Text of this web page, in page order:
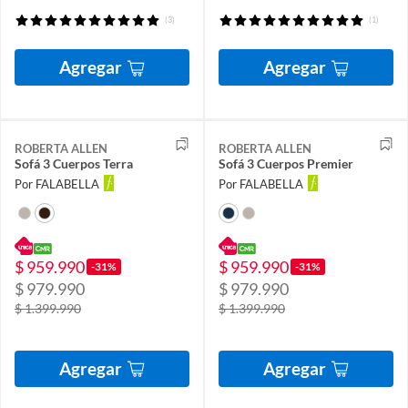
(3)
Agregar
(1)
Agregar
ROBERTA ALLEN
Sofá 3 Cuerpos Terra
Por FALABELLA
$ 959.990 -31%
$ 979.990
$ 1.399.990
Agregar
ROBERTA ALLEN
Sofá 3 Cuerpos Premier
Por FALABELLA
$ 959.990 -31%
$ 979.990
$ 1.399.990
Agregar